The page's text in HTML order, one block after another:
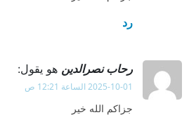
رد
رحاب نصرالدين هو يقول:
2025-10-01 الساعة 12:21 ص
جزاكم الله خير